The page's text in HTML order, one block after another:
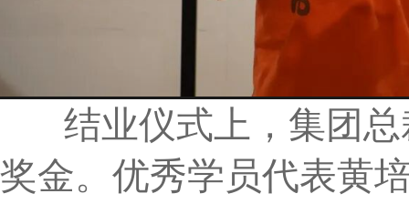
结业仪式上，集团总
奖金。优秀学员代表黄